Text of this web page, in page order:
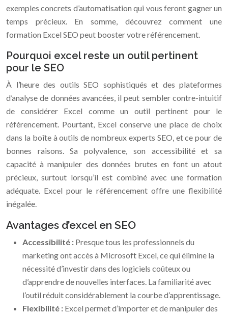
exemples concrets d’automatisation qui vous feront gagner un
temps précieux. En somme, découvrez comment une
formation Excel SEO peut booster votre référencement.
Pourquoi excel reste un outil pertinent
pour le SEO
À l’heure des outils SEO sophistiqués et des plateformes
d’analyse de données avancées, il peut sembler contre-intuitif
de considérer Excel comme un outil pertinent pour le
référencement. Pourtant, Excel conserve une place de choix
dans la boîte à outils de nombreux experts SEO, et ce pour de
bonnes raisons. Sa polyvalence, son accessibilité et sa
capacité à manipuler des données brutes en font un atout
précieux, surtout lorsqu’il est combiné avec une formation
adéquate. Excel pour le référencement offre une flexibilité
inégalée.
Avantages d’excel en SEO
Accessibilité : Presque tous les professionnels du
marketing ont accès à Microsoft Excel, ce qui élimine la
nécessité d’investir dans des logiciels coûteux ou
d’apprendre de nouvelles interfaces. La familiarité avec
l’outil réduit considérablement la courbe d’apprentissage.
Flexibilité : Excel permet d’importer et de manipuler des